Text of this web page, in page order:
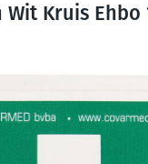
Kruis Ehbo